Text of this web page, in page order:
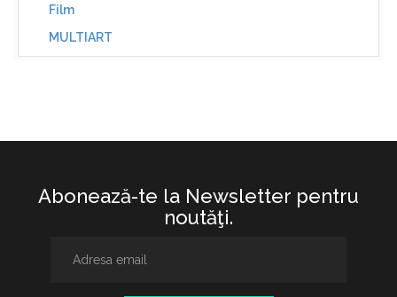
Film
MULTIART
Abonează-te la Newsletter pentru
noutăţi.